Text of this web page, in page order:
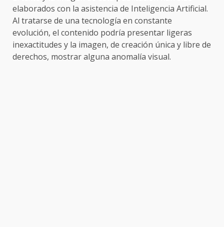
elaborados con la asistencia de Inteligencia Artificial.
Al tratarse de una tecnología en constante
evolución, el contenido podría presentar ligeras
inexactitudes y la imagen, de creación única y libre de
derechos, mostrar alguna anomalía visual.